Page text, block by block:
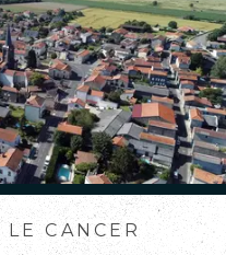
CANCER